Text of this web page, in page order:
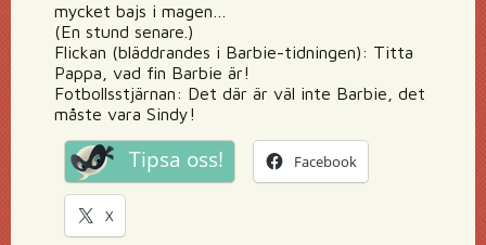
mycket bajs i magen…
(En stund senare.)
Flickan (bläddrandes i Barbie-tidningen): Titta
Pappa, vad fin Barbie är!
Fotbollsstjärnan: Det där är väl inte Barbie, det
måste vara Sindy!
Tipsa oss! Facebook
X